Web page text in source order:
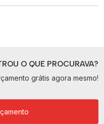
O QUE PROCURAVA?
grátis agora mesmo!